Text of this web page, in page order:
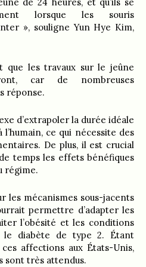
lorsque les souris
», souligne Yun Hye Kim,
que les travaux sur le jeûne
car de nombreuses
réponse.
d’extrapoler la durée idéale
ce qui nécessite des
De plus, il est crucial
temps les effets bénéfiques
régime.
les mécanismes sous-jacents
permettre d’adapter les
l’obésité et les conditions
le diabète de type 2. Étant
affections aux États-Unis,
sont très attendus.